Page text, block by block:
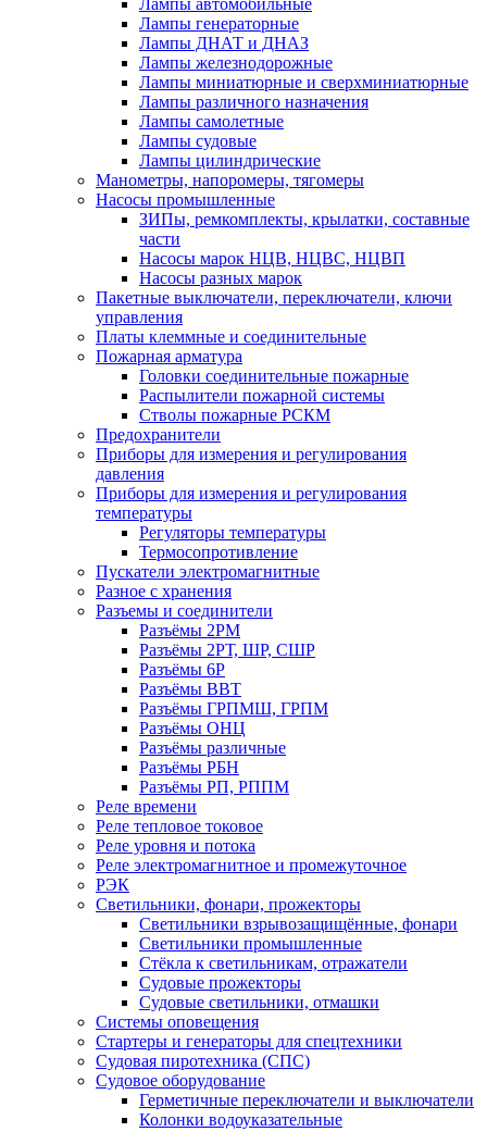
Лампы генераторные
Лампы ДНАТ и ДНАЗ
Лампы железнодорожные
Лампы миниатюрные и сверхминиатюрные
Лампы различного назначения
Лампы самолетные
Лампы судовые
Лампы цилиндрические
Манометры, напоромеры, тягомеры
Насосы промышленные
ЗИПы, ремкомплекты, крылатки, составные
части
Насосы марок НЦВ, НЦВС, НЦВП
Насосы разных марок
Пакетные выключатели, переключатели, ключи
управления
Платы клеммные и соединительные
Пожарная арматура
Головки соединительные пожарные
Распылители пожарной системы
Стволы пожарные РСКМ
Предохранители
Приборы для измерения и регулирования
давления
Приборы для измерения и регулирования
температуры
Регуляторы температуры
Термосопротивление
Пускатели электромагнитные
Разное с хранения
Разъемы и соединители
Разъёмы 2РМ
Разъёмы 2РТ, ШР, СШР
Разъёмы 6Р
Разъёмы ВВТ
Разъёмы ГРПМШ, ГРПМ
Разъёмы ОНЦ
Разъёмы различные
Разъёмы РБН
Разъёмы РП, РППМ
Реле времени
Реле тепловое токовое
Реле уровня и потока
Реле электромагнитное и промежуточное
РЭК
Светильники, фонари, прожекторы
Светильники взрывозащищённые, фонари
Светильники промышленные
Стёкла к светильникам, отражатели
Судовые прожекторы
Судовые светильники, отмашки
Системы оповещения
Стартеры и генераторы для спецтехники
Судовая пиротехника (СПС)
Судовое оборудование
Герметичные переключатели и выключатели
Колонки водоуказательные